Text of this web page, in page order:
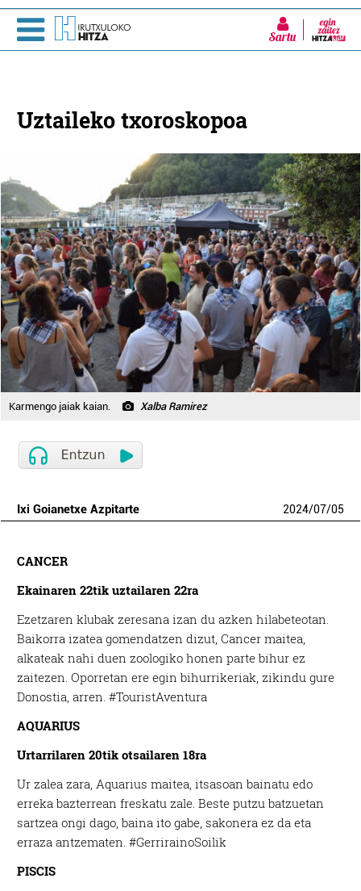
Sartu
Uztaileko txoroskopoa
Karmengo jaiak kaian. Xalba Ramirez
Ixi Goianetxe Azpitarte 2024/07/05
CANCER
Ekainaren 22tik uztailaren 22ra
Ezetzaren klubak zeresana izan du azken hilabeteotan.
Baikorra izatea gomendatzen dizut, Cancer maitea,
alkateak nahi duen zoologiko honen parte bihur ez
zaitezen. Oporretan ere egin bihurrikeriak, zikindu gure
Donostia, arren. #TouristAventura
AQUARIUS
Urtarrilaren 20tikotsailaren 18ra
Ur zalea zara, Aquarius maitea, itsasoan bainatu edo
erreka bazterrean freskatu zale. Beste putzu batzuetan
sartzea ongi dago, baina ito gabe, sakonera ez da eta
erraza antzematen. #GerrirainoSoilik
PISCIS